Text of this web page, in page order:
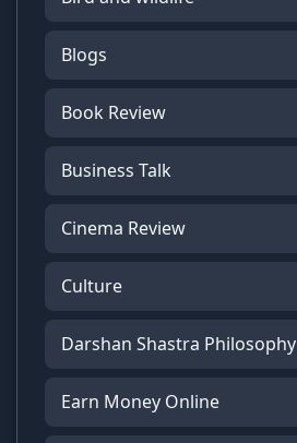
Blogs
Book Review
Business Talk
Cinema Review
Culture
Darshan Shastra Philosophy
Earn Money Online